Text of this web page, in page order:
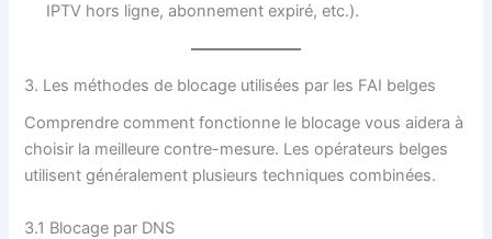
IPTV hors ligne, abonnement expiré, etc.).
3. Les méthodes de blocage utilisées par les FAI belges
Comprendre comment fonctionne le blocage vous aidera à
choisir la meilleure contre-mesure. Les opérateurs belges
utilisent généralement plusieurs techniques combinées.
3.1 Blocage par DNS